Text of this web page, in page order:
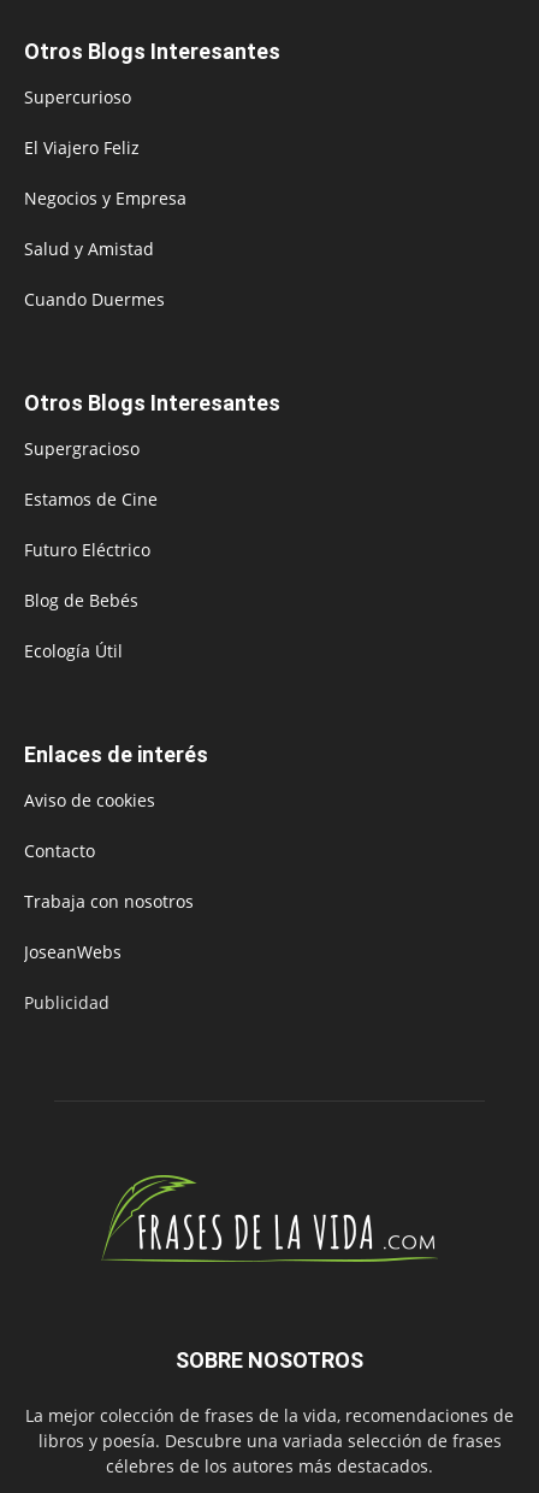
Otros Blogs Interesantes
Supercurioso
El Viajero Feliz
Negocios y Empresa
Salud y Amistad
Cuando Duermes
Otros Blogs Interesantes
Supergracioso
Estamos de Cine
Futuro Eléctrico
Blog de Bebés
Ecología Útil
Enlaces de interés
Aviso de cookies
Contacto
Trabaja con nosotros
JoseanWebs
Publicidad
SOBRE NOSOTROS
La mejor colección de frases de la vida, recomendaciones de
libros y poesía. Descubre una variada selección de frases
célebres de los autores más destacados.